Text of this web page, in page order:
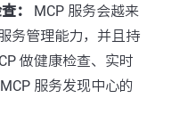
：
MCP 服务会越来
务管理能力，并且持
做健康检查、实时
服务发现中心的